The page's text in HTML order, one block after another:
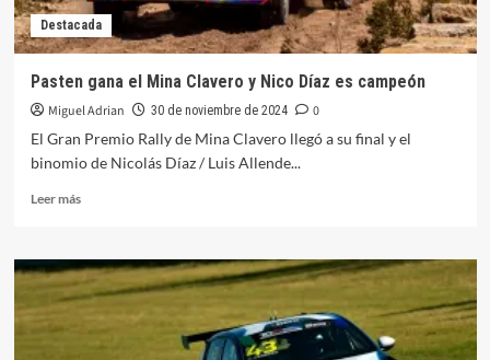
Destacada
Pasten gana el Mina Clavero y Nico Díaz es campeón
Miguel Adrian 30 de noviembre de 2024
0
El Gran Premio Rally de Mina Clavero llegó a su final y el
binomio de Nicolás Díaz / Luis Allende...
Leer másLeer
Pasten
gana
el